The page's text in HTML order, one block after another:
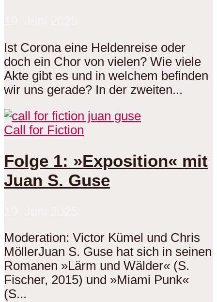
Ist Corona eine Heldenreise oder
doch ein Chor von vielen? Wie viele
Akte gibt es und in welchem befinden
wir uns gerade? In der zweiten...
Call for Fiction
Folge 1: »Exposition« mit
Juan S. Guse
Moderation: Victor Kümel und Chris
MöllerJuan S. Guse hat sich in seinen
Romanen »Lärm und Wälder« (S.
Fischer, 2015) und »Miami Punk«
(S...